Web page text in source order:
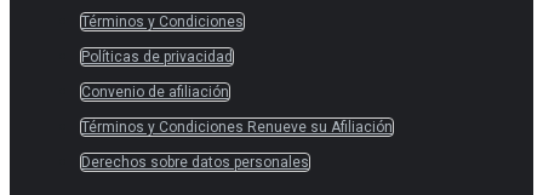
Términos y Condiciones
Políticas de privacidad
Convenio de afiliación
Términos y Condiciones Renueve su Afiliación
Derechos sobre datos personales